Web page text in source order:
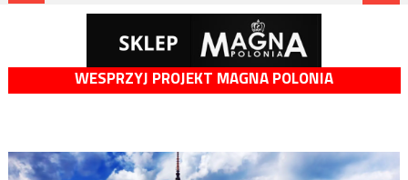
WESPRZYJ PROJEKT MAGNA POLONIA